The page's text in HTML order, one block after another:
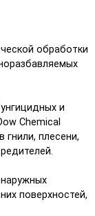
обработки
и
Chemical
плесени,
поверхностей,